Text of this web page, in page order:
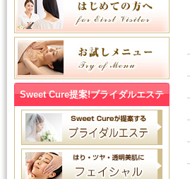
Sweet Cure提案!ブライダルエステ